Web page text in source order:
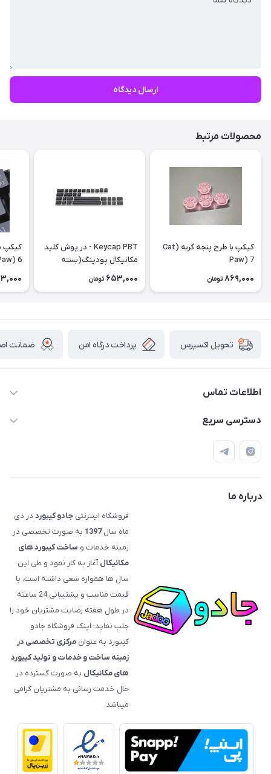
ارسال دیدگاه
محصولات مرتبط
کیکپ با طرح پنجه گربه (Cat
Paw) 7
869,000 تومان
Keycap PBT - در پوش کلید
مکانیکال پودینگ(بسته
الحاقی) Extra Pudding
653,000 تومان
6
تحویل اکسپرس پرداخت درگاه امن ضمانت
اطلاعات تماس
09120992668
info@jadookb.com
حضوری، با هماهنگی)
دسترسی سریع
حساب کاربری
اصطلاحات و مفاهیم مرتبط به کیبوردهای مکانیکال
درباره ما
فروشگاه اینترنتی جادو کیبورد در دی
ماه سال1397 به صورت تخصصی در
زمینه خدمات و ساخت کیبورد های
مکانیکالآغاز به کار نمود و طی این
سال ها همواره سعی داشته است، با
قیمت‌ مناسب و پشتیبانی 24 ساعته
در طول هفته رضایت مشتریان خود را
جلب نماید. اینک فروشگاه جادو
کیبورد به عنوان مرکزی تخصصی در
زمینه ساخت و خدمات و تولید کیبورد
های مکانیکال به صورت گسترده در
حال خدمت رسانی به مشتریان گرامی
میباشد.